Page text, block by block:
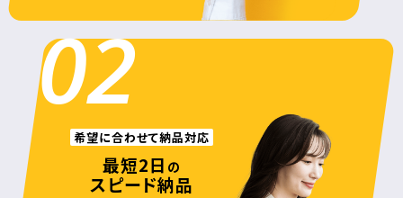
02
希望に合わせて納品対応
最短2日 の
スピード納品